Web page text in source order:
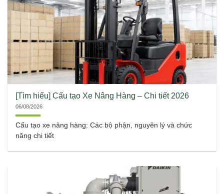
[Tìm hiểu] Cấu tạo Xe Nâng Hàng – Chi tiết 2026
06/08/2026
Cấu tạo xe nâng hàng: Các bộ phận, nguyên lý và chức
năng chi tiết